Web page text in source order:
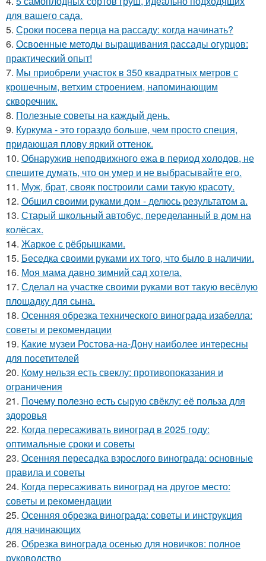
для вашего сада.
5. Сроки посева перца на рассаду: когда начинать?
6. Освоенные методы выращивания рассады огурцов:
практический опыт!
7. Мы приобрели участок в 350 квадратных метров с
крошечным, ветхим строением, напоминающим
скворечник.
8. Полезные советы на каждый день.
9. Куркума - это гораздо больше, чем просто специя,
придающая плову яркий оттенок.
10. Обнаружив неподвижного ежа в период холодов, не
спешите думать, что он умер и не выбрасывайте его.
11. Муж, брат, свояк построили сами такую красоту.
12. Обшил своими руками дом - делюсь результатом а.
13. Старый школьный автобус, переделанный в дом на
колёсах.
14. Жаркое с рёбрышками.
15. Беседка своими руками их того, что было в наличии.
16. Моя мама давно зимний сад хотела.
17. Сделал на участке своими руками вот такую весёлую
площадку для сына.
18. Осенняя обрезка технического винограда изабелла:
советы и рекомендации
19. Какие музеи Ростова-на-Дону наиболее интересны
для посетителей
20. Кому нельзя есть свеклу: противопоказания и
ограничения
21. Почему полезно есть сырую свёклу: её польза для
здоровья
22. Когда пересаживать виноград в 2025 году:
оптимальные сроки и советы
23. Осенняя пересадка взрослого винограда: основные
правила и советы
24. Когда пересаживать виноград на другое место:
советы и рекомендации
25. Осенняя обрезка винограда: советы и инструкция
для начинающих
26. Обрезка винограда осенью для новичков: полное
руководство